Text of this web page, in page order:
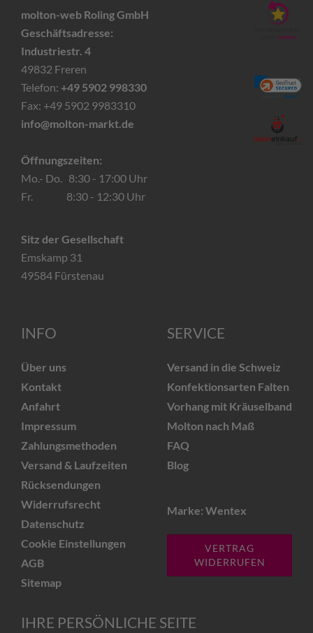
molton-web Roling GmbH
Geschäftsadresse:
Industriestr. 4
49832 Freren
Telefon: +49 5902 998330
Fax: +49 5902 9983310
info@molton-markt.de
Öffnungszeiten:
Mo.- Do. 8:30 - 17:00 Uhr
Fr. 8:30 - 12:30 Uhr
Sitz der Gesellschaft
Emskamp 31
49584 Fürstenau
INFO
Über uns
Kontakt
Anfahrt
Impressum
Zahlungsmethoden
Versand & Laufzeiten
Rücksendungen
Widerrufsrecht
Datenschutz
Cookie Einstellungen
AGB
Sitemap
SERVICE
Versand in die Schweiz
Konfektionsarten Falten
Vorhang mit Kräuselband
Molton nach Maß
FAQ
Blog
Marke: Wentex
VERTRAG
WIDERRUFEN
IHRE PERSÖNLICHE SEITE